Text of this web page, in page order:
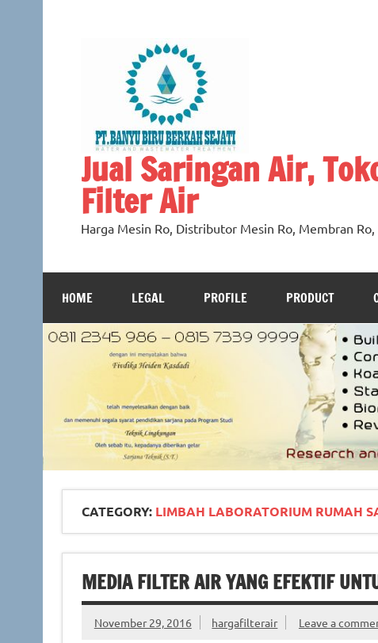
Jual Saringan Air,
Filter Air
Harga Mesin Ro, Distributor Mesin Ro, Membran
HOME LEGAL PROFILE PRODUCT
CATEGORY: LIMBAH LABORATORIUM RUMAH
MEDIA FILTER AIR YANG EFEKTIF
November 29, 2016 hargafilterair Leave a